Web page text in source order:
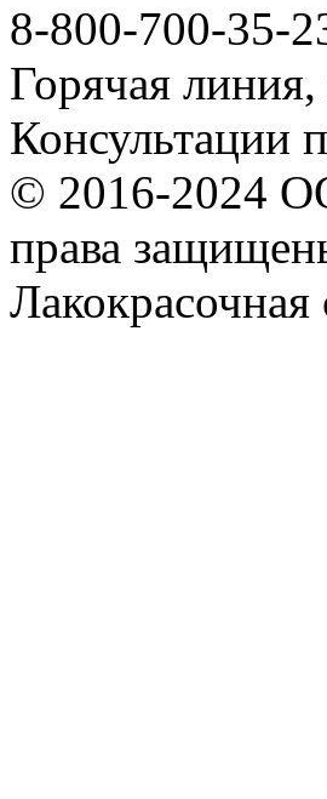
8-800-700-35-
Горячая
Консультации
© 2016-2024
права